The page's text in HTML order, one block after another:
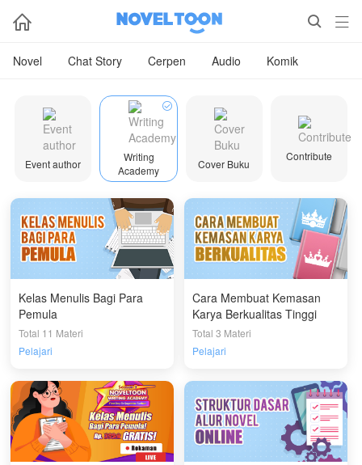
  
Novel Chat Story Cerpen Audio Komik
Event author
Writing
Academy

Cover Buku
Contribute
Kelas Menulis Bagi Para
Pemula
Total 11 Materi
Pelajari
Cara Membuat Kemasan
Karya Berkualitas Tinggi
Total 3 Materi
Pelajari